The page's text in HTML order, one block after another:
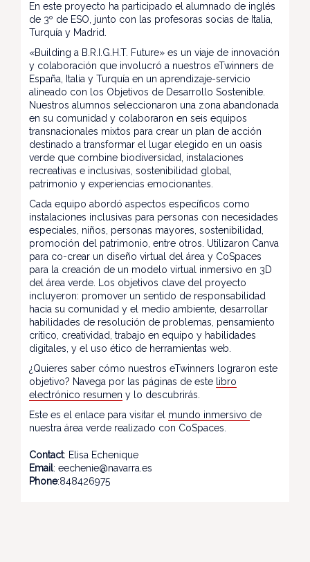
En este proyecto ha participado el alumnado de inglés
de 3º de ESO, junto con las profesoras socias de Italia,
Turquía y Madrid.
«Building a B.R.I.G.H.T. Future» es un viaje de innovación
y colaboración que involucró a nuestros eTwinners de
España, Italia y Turquía en un aprendizaje-servicio
alineado con los Objetivos de Desarrollo Sostenible.
Nuestros alumnos seleccionaron una zona abandonada
en su comunidad y colaboraron en seis equipos
transnacionales mixtos para crear un plan de acción
destinado a transformar el lugar elegido en un oasis
verde que combine biodiversidad, instalaciones
recreativas e inclusivas, sostenibilidad global,
patrimonio y experiencias emocionantes.
Cada equipo abordó aspectos específicos como
instalaciones inclusivas para personas con necesidades
especiales, niños, personas mayores, sostenibilidad,
promoción del patrimonio, entre otros. Utilizaron Canva
para co-crear un diseño virtual del área y CoSpaces
para la creación de un modelo virtual inmersivo en 3D
del área verde. Los objetivos clave del proyecto
incluyeron: promover un sentido de responsabilidad
hacia su comunidad y el medio ambiente, desarrollar
habilidades de resolución de problemas, pensamiento
crítico, creatividad, trabajo en equipo y habilidades
digitales, y el uso ético de herramientas web.
¿Quieres saber cómo nuestros eTwinners lograron este
objetivo? Navega por las páginas de este libro
electrónico resumen y lo descubrirás.
Este es el enlace para visitar el mundo inmersivo de
nuestra área verde realizado con CoSpaces.
Contact: Elisa Echenique
Email: eechenie@navarra.es
Phone:848426975